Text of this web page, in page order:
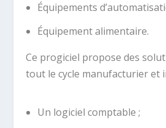
Équipements
Équipement alimentaire.
Ce progiciel propose des
tout le cycle manufacturier et
Un logiciel comptable ;